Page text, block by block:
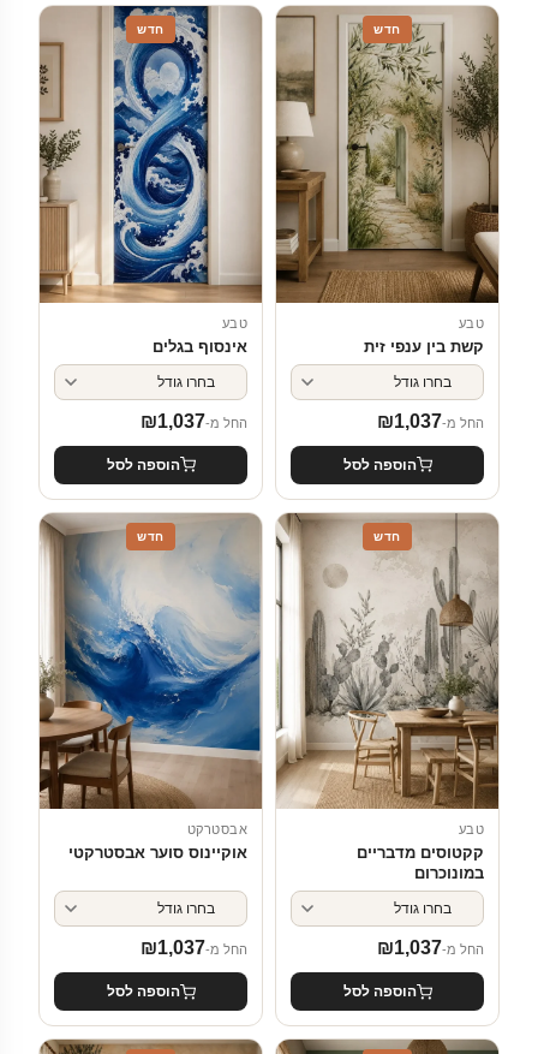
חדש
טבע
קשת בין ענפי זית
החל מ- ₪1,037
הוספה לסל
חדש
טבע
אינסוף בגלים
החל מ- ₪1,037
הוספה לסל
חדש
טבע
קקטוסים מדבריים
במונוכרום
החל מ- ₪1,037
הוספה לסל
חדש
אבסטרקט
אוקיינוס סוער אבסטרקטי
החל מ- ₪1,037
הוספה לסל